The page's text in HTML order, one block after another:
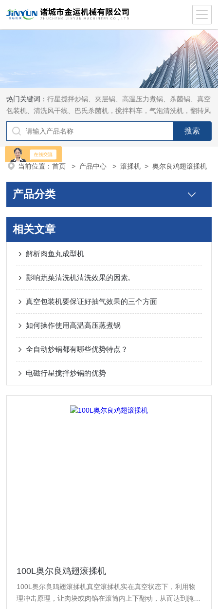
热门关键词：行星搅拌炒锅、夹层锅、高温压力煮锅、杀菌锅、真空
包装机、清洗风干线、巴氏杀菌机，搅拌料车，气泡清洗机，翻转风
干机
当前位置：首页 > 产品中心 >滚揉机 >奥尔良鸡翅滚揉机
产品分类
相关文章
解析肉鱼丸成型机
影响蔬菜清洗机清洗效果的因素,
真空包装机要保证好抽气效果的三个方面
如何操作使用高温高压蒸煮锅
全自动炒锅都有哪些优势特点？
电磁行星搅拌炒锅的优势
100L奥尔良鸡翅滚揉机
100L奥尔良鸡翅滚揉机真空滚揉机实在真空状态下，利用物
理冲击原理，让肉块或肉馅在滚筒内上下翻动，从而达到腌渍